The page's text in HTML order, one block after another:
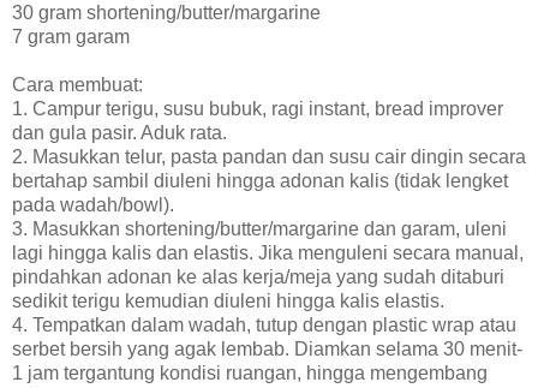
30 gram shortening/butter/margarine
7 gram garam
Cara membuat:
1. Campur terigu, susu bubuk, ragi instant, bread improver
dan gula pasir. Aduk rata.
2. Masukkan telur, pasta pandan dan susu cair dingin secara
bertahap sambil diuleni hingga adonan kalis (tidak lengket
pada wadah/bowl).
3. Masukkan shortening/butter/margarine dan garam, uleni
lagi hingga kalis dan elastis. Jika menguleni secara manual,
pindahkan adonan ke alas kerja/meja yang sudah ditaburi
sedikit terigu kemudian diuleni hingga kalis elastis.
4. Tempatkan dalam wadah, tutup dengan plastic wrap atau
serbet bersih yang agak lembab. Diamkan selama 30 menit-
1 jam tergantung kondisi ruangan, hingga mengembang